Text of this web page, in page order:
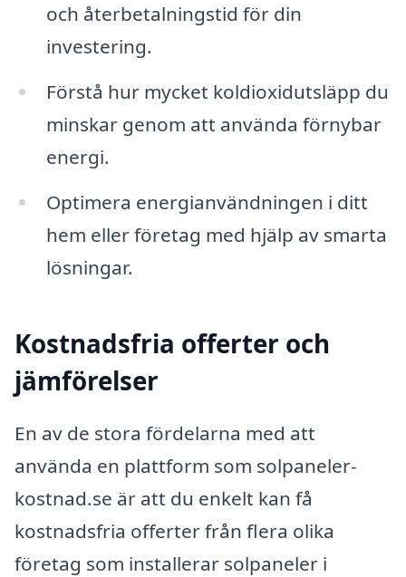
och återbetalningstid för din
investering.
Förstå hur mycket koldioxidutsläpp du
minskar genom att använda förnybar
energi.
Optimera energianvändningen i ditt
hem eller företag med hjälp av smarta
lösningar.
Kostnadsfria offerter och
jämförelser
En av de stora fördelarna med att
använda en plattform som solpaneler-
kostnad.se är att du enkelt kan få
kostnadsfria offerter från flera olika
företag som installerar solpaneler i